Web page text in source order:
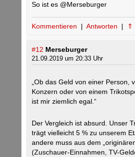
So ist es @Merseburger
Kommentieren | Antworten | ⇑
#12 Merseburger
21.09.2019 um 20:33 Uhr
„Ob das Geld von einer Person,
Konzern oder von einem
ist mir ziemlich egal.“
Der Vergleich ist absurd. Unser
trägt vielleicht 5 % zu unserem
andere muss aus dem
(Zuschauer-Einnahmen, TV-